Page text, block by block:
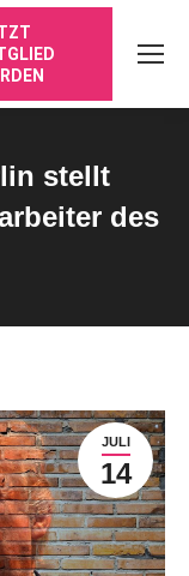
stellt
des
JULI
14